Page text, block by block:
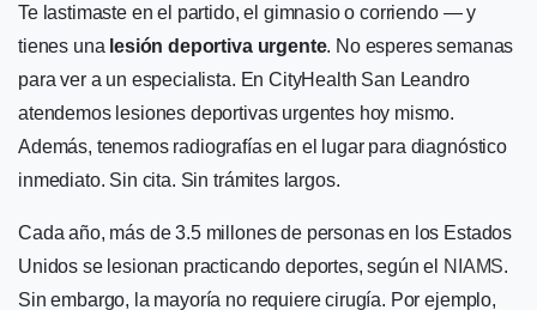
Te lastimaste en el partido, el gimnasio o corriendo — y
tienes una lesión deportiva urgente. No esperes semanas
para ver a un especialista. En CityHealth San Leandro
atendemos lesiones deportivas urgentes hoy mismo.
Además, tenemos radiografías en el lugar para diagnóstico
inmediato. Sin cita. Sin trámites largos.
Cada año, más de 3.5 millones de personas en los Estados
Unidos se lesionan practicando deportes, según el NIAMS.
Sin embargo, la mayoría no requiere cirugía. Por ejemplo,